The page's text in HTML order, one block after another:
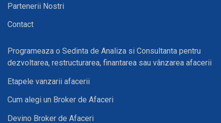
Partenerii Nostri
Contact
Programeaza o Sedinta de Analiza si Consultanta pentru
dezvoltarea, restructurarea, finantarea sau vânzarea afacerii
Etapele vanzarii afacerii
Cum alegi un Broker de Afaceri
Devino Broker de Afaceri